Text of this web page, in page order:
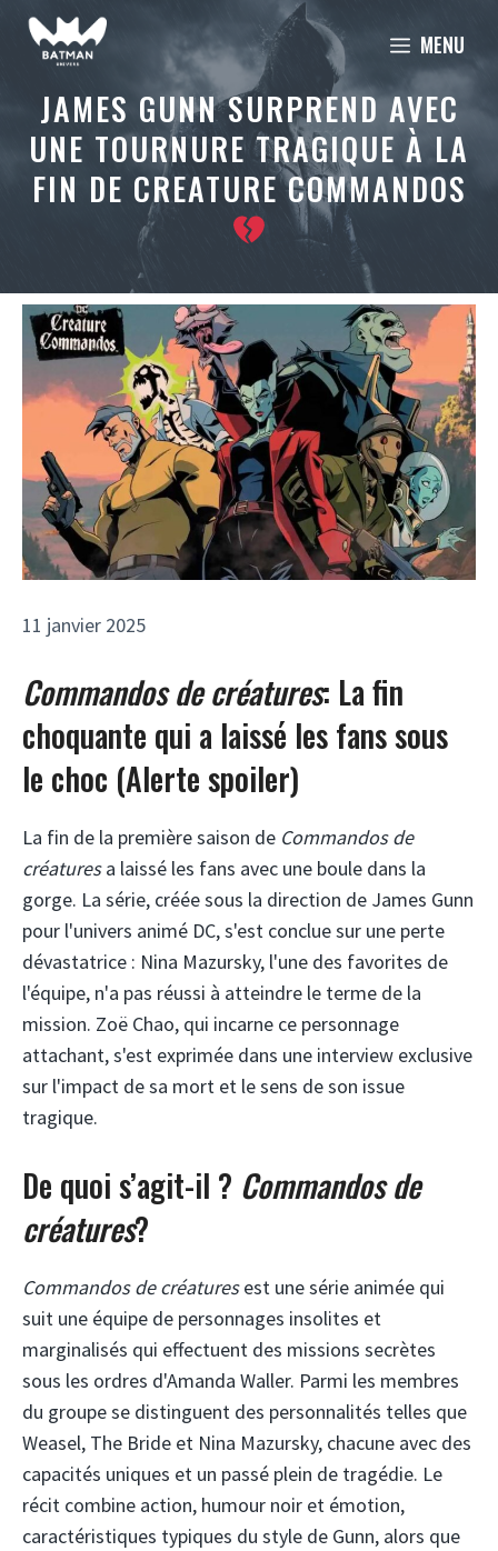
Aller
MENU
JAMES GUNN SURPREND AVEC
UNE TOURNURE TRAGIQUE À LA
FIN DE CREATURE COMMANDOS
11 janvier 2025
Commandos de créatures: La fin
choquante qui a laissé les fans sous
le choc (Alerte spoiler)
La fin de la première saison de Commandos de
créaturesa laissé les fans avec une boule dans la
gorge. La série, créée sous la direction de James Gunn
pour l'univers animé DC, s'est conclue sur une perte
dévastatrice : Nina Mazursky, l'une des favorites de
l'équipe, n'a pas réussi à atteindre le terme de la
mission. Zoë Chao, qui incarne ce personnage
attachant, s'est exprimée dans une interview exclusive
sur l'impact de sa mort et le sens de son issue
tragique.
De quoi s’agit-il ? Commandos de
créatures?
Commandos de créaturesest une série animée qui
suit une équipe de personnages insolites et
marginalisés qui effectuent des missions secrètes
sous les ordres d'Amanda Waller. Parmi les membres
du groupe se distinguent des personnalités telles que
Weasel, The Bride et Nina Mazursky, chacune avec des
capacités uniques et un passé plein de tragédie. Le
récit combine action, humour noir et émotion,
caractéristiques typiques du style de Gunn, alors que